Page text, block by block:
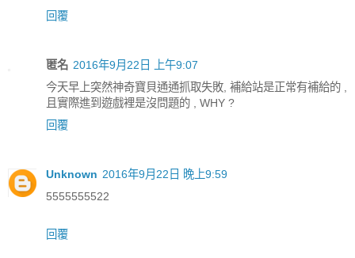
回覆
匿名 2016年9月22日 上午9:07
今天早上突然神奇寶貝通通抓取失敗, 補給站是正常有補給的 ,
且實際進到遊戲裡是沒問題的 , WHY ?
回覆
Unknown 2016年9月22日 晚上9:59
5555555522
回覆